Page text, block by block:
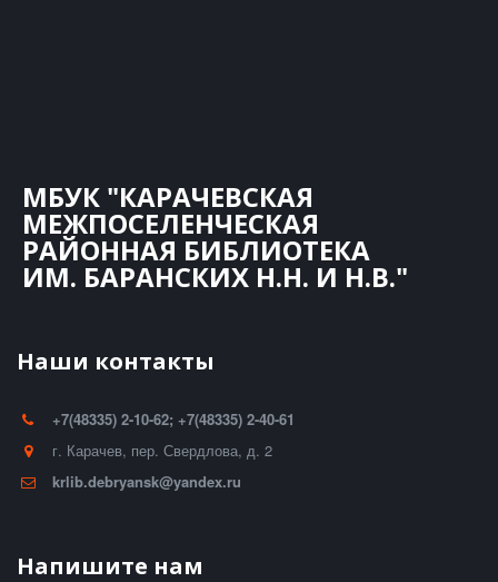
МБУК "КАРАЧЕВСКАЯ
МЕЖПОСЕЛЕНЧЕСКАЯ
РАЙОННАЯ БИБЛИОТЕКА
ИМ. БАРАНСКИХ Н.Н. И Н.В."
Наши контакты
+7(48335) 2-10-62; +7(48335) 2-40-61
г. Карачев, пер. Свердлова, д. 2
krlib.debryansk@yandex.ru
Напишите нам